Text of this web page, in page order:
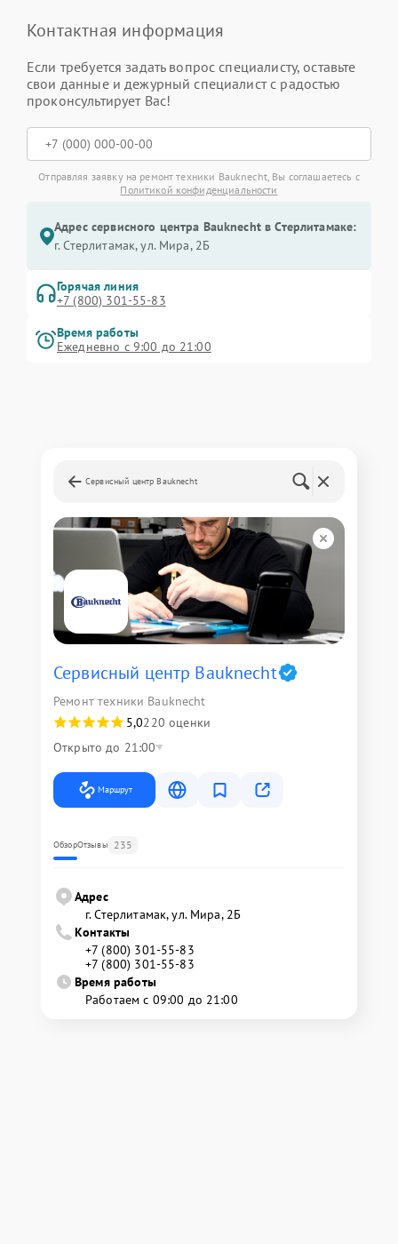
Контактная информация
Если требуется задать вопрос специалисту, оставьте
свои данные и дежурный специалист с радостью
проконсультирует Вас!
Отправляя заявку на ремонт техники Bauknecht, Вы соглашаетесь с
Политикой конфиденциальности
Адрес сервисного центра Bauknecht в Стерлитамаке:
г. Стерлитамак, ул. Мира, 2Б
Горячая линия
+7 (800) 301-55-83
Время работы
Ежедневно с 9:00 до 21:00
Сервисный центр Bauknecht
Сервисный центр Bauknecht
Ремонт техники Bauknecht
5,0220 оценки
Открыто до 21:00
Маршрут
ОбзорОтзывы 235
Адрес
г. Стерлитамак, ул. Мира, 2Б
Контакты
+7 (800) 301-55-83
+7 (800) 301-55-83
Время работы
Работаем с 09:00 до 21:00